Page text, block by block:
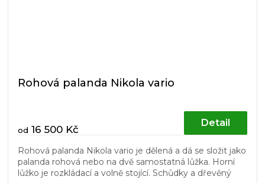
Rohová palanda Nikola vario
od 16 500 Kč
Detail
Rohová palanda Nikola vario je dělená a dá se složit jako
palanda rohová nebo na dvě samostatná lůžka. Horní
lůžko je rozkládací a volně stojící. Schůdky a dřevěný